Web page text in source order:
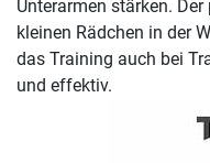
Unterarmen stärken.
kleinen Rädchen in der
das Training auch bei
und effektiv.